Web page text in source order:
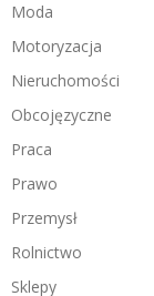
Moda
Motoryzacja
Nieruchomości
Obcojęzyczne
Praca
Prawo
Przemysł
Rolnictwo
Sklepy